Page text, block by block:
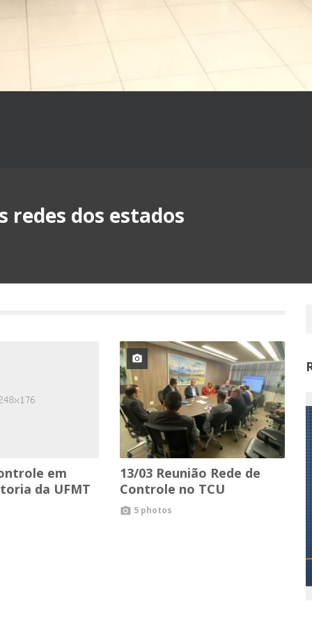
redes dos estados
em
da UFMT

13/03 Reunião Rede de
Controle no TCU
 5 photos